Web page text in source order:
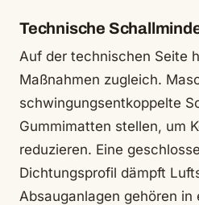
Technische
Auf der technischen Seite
Maßnahmen zugleich.
schwingungsentkoppelte
Gummimatten stellen, um
reduzieren. Eine
Dichtungsprofil dämpft
Absauganlagen gehören in